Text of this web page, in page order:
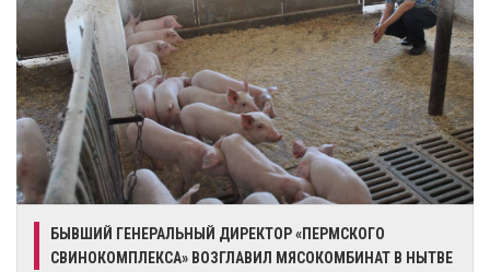
​БЫВШИЙ ГЕНЕРАЛЬНЫЙ ДИРЕКТОР «ПЕРМСКОГО
СВИНОКОМПЛЕКСА» ВОЗГЛАВИЛ МЯСОКОМБИНАТ В НЫТВЕ